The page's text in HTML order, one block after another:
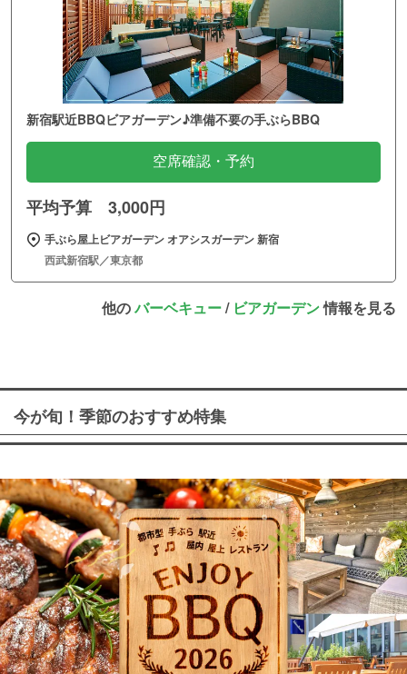
新宿駅近BBQビアガーデン♪準備不要の手ぶらBBQ
空席確認・予約
平均予算 3,000円
手ぶら屋上ビアガーデン オアシスガーデン 新宿
西武新宿駅／東京都
他のバーベキュー/ ビアガーデン情報を見る
今が旬！季節のおすすめ特集